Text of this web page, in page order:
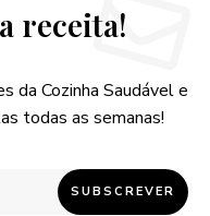
receita!
da Cozinha Saudável e
todas as semanas!